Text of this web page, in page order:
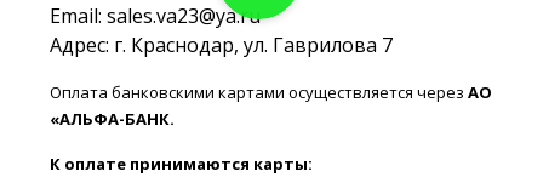
Email: sales.va23@ya.ru
Адрес: г. Краснодар, ул. Гаврилова 7
Оплата банковскими картами осуществляется черезАО
«АЛЬФА-БАНК.
К оплате принимаются карты: